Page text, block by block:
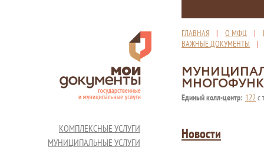
ГЛАВНАЯ | О МФЦ |
ВАЖНЫЕ ДОКУМЕНТЫ
Единый колл-центр: 122с
КОМПЛЕКСНЫЕ УСЛУГИ
МУНИЦИПАЛЬНЫЕ УСЛУГИ
Новости